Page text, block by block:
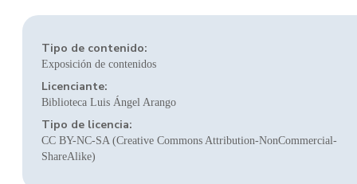
Tipo de contenido:
Exposición de contenidos
Licenciante:
Biblioteca Luis Ángel Arango
Tipo de licencia:
CC BY-NC-SA (Creative Commons Attribution-NonCommercial-
ShareAlike)